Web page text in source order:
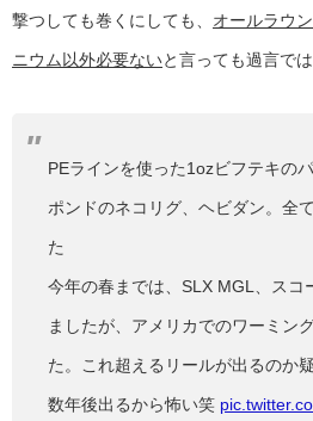
撃つしても巻くにしても、 オールラウ
ニウム以外必要ないと言っても過言で
PEラインを使った1ozビフテキの
ポンドのネコリグ、ヘビダン。全
た
今年の春までは、SLX MGL、スコ
ましたが、アメリカでのワーミン
た。これ超えるリールが出るのか
数年後出るから怖い笑